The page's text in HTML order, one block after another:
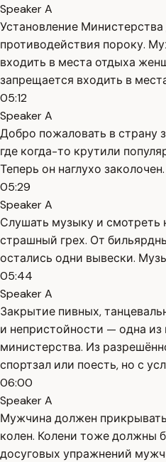
Speaker A
Установление
противодействия пороку.
входить в места отдыха
запрещается входить в
05:12
Speaker A
Добро пожаловать в страну
где когда-то крутили
Теперь он наглухо заколочен.
05:29
Speaker A
Слушать музыку и
страшный грех. От
остались одни вывески.
05:44
Speaker A
Закрытие пивных,
и непристойности — одна из
министерства. Из
спортзал или поесть, но с
06:00
Speaker A
Мужчина должен
колен. Колени тоже должны
досуговых упражнений